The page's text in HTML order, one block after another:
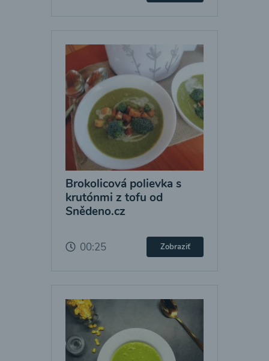
Brokolicová polievka s
krutónmi z tofu od
Snědeno.cz
00:25 Zobraziť